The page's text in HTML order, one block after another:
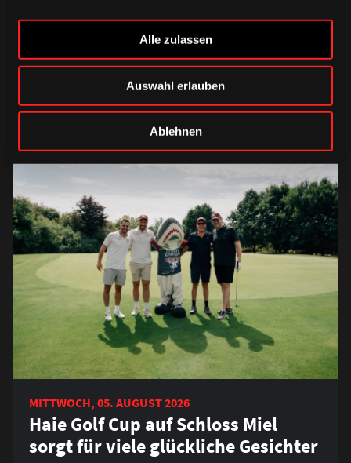
Alle zulassen
Auswahl erlauben
Ablehnen
DONNERSTAG, 06. AUGUST 2026
Verbunden auf jedem Weg – unser
Auswärtstrikot 2026/2027
HAIEstore Saison 2026/2027
MITTWOCH, 05. AUGUST 2026
Haie Golf Cup auf Schloss Miel
sorgt für viele glückliche Gesichter